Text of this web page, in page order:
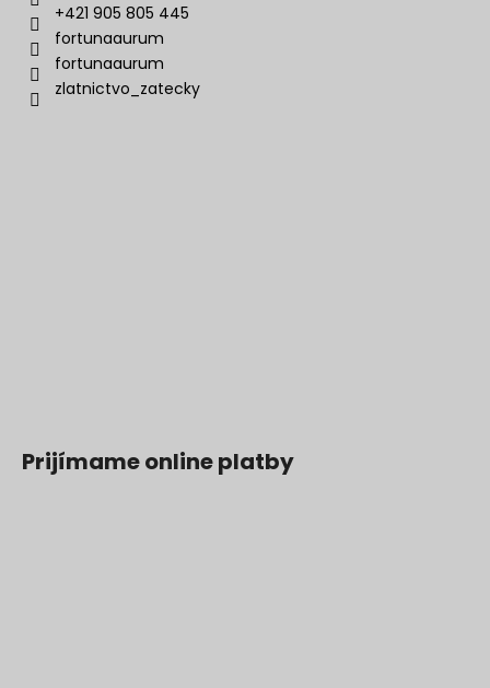
+421 905 805 445
fortunaaurum
fortunaaurum
zlatnictvo_zatecky
Prijímame online platby